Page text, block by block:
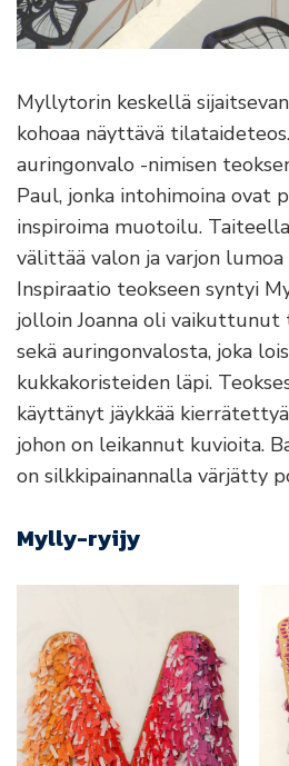
Myllytorin keskellä
kohoaa näyttävä
auringonvalo -nimisen
Paul, jonka intohimoina ovat
inspiroima muotoilu.
välittää valon ja varjon
Inspiraatio teokseen syntyi
jolloin Joanna oli vaikuttunut
sekä auringonvalosta, joka
kukkakoristeiden läpi.
käyttänyt jäykkää
johon on leikannut kuvioita.
on silkkipainannalla värjätty
Mylly-ryijy